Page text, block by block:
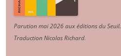
Parution mai 2026 aux éditions du Seuil.
Traduction Nicolas Richard.